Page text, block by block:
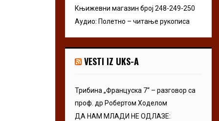
Књижевни магазин број 248-249-250
Аудио: Полетно – читање рукописа
VESTI IZ UKS-A
Трибина „Француска 7“ – разговор са
проф. др Робертом Ходелом
ДА НАМ МЛАДИ НЕ ОДЛАЗЕ: